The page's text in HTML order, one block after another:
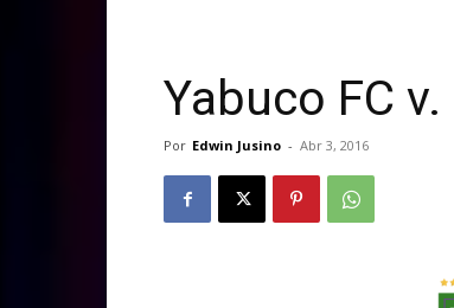
Yabuco FC
Por Edwin Jusino - Abr 3, 2016